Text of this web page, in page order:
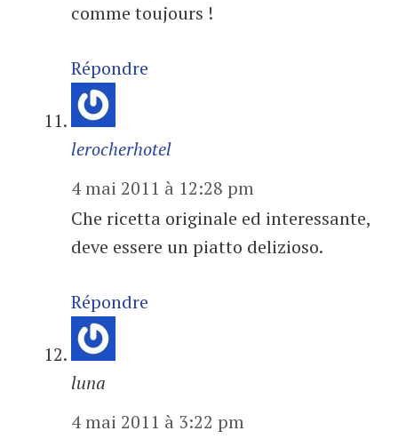
comme toujours !
Répondre
lerocherhotel
4 mai 2011 à 12:28 pm
Che ricetta originale ed interessante,
deve essere un piatto delizioso.
Répondre
luna
4 mai 2011 à 3:22 pm